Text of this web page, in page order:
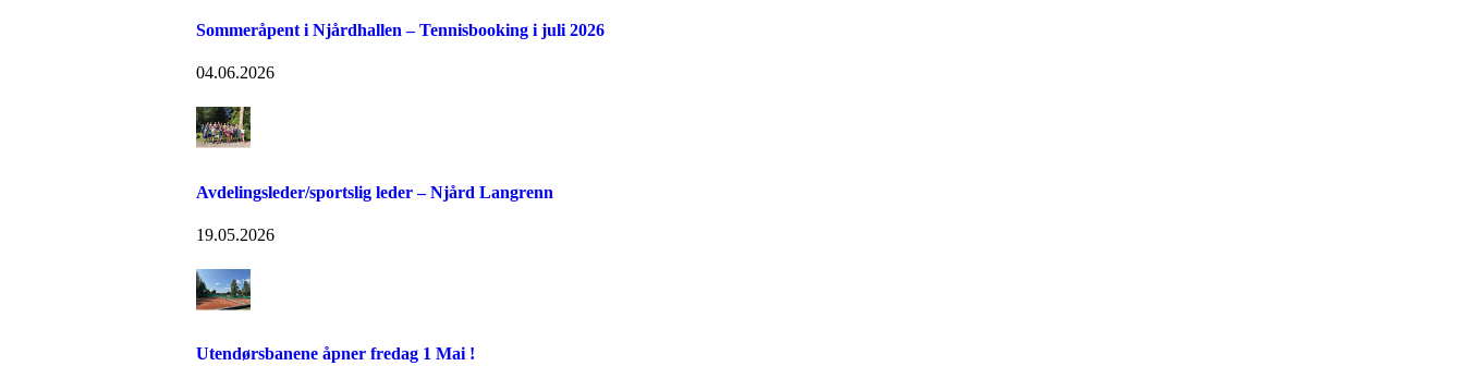
Sommeråpent i Njårdhallen – Tennisbooking i juli 2026
04.06.2026
Avdelingsleder/sportslig leder – Njård Langrenn
19.05.2026
Utendørsbanene åpner fredag 1 Mai !